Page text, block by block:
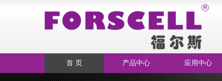
首 页 产品中心 应用中心